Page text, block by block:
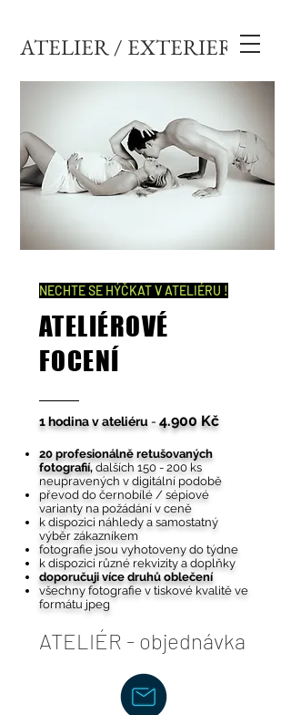
ATELIER / EXTERIER
NECHTE SE HÝČKAT V ATELIÉRU !
ATELIÉROVÉ
FOCENÍ
1 hodina v ateliéru- 4.900 Kč
20 profesionálně retušovaných
fotografií, dalších 150 - 200 ks
neupravených v digitální podobě
převod do černobílé / sépiové
varianty na požádání v ceně
k dispozici náhledy a samostatný
výběr zákazníkem
fotografie jsou vyhotoveny do týdne
k dispozici různé rekvizity a doplňky
doporučuji více druhů oblečení
všechny fotografie v tiskové kvalitě ve
formátu jpeg
ATELIÉR - objednávka